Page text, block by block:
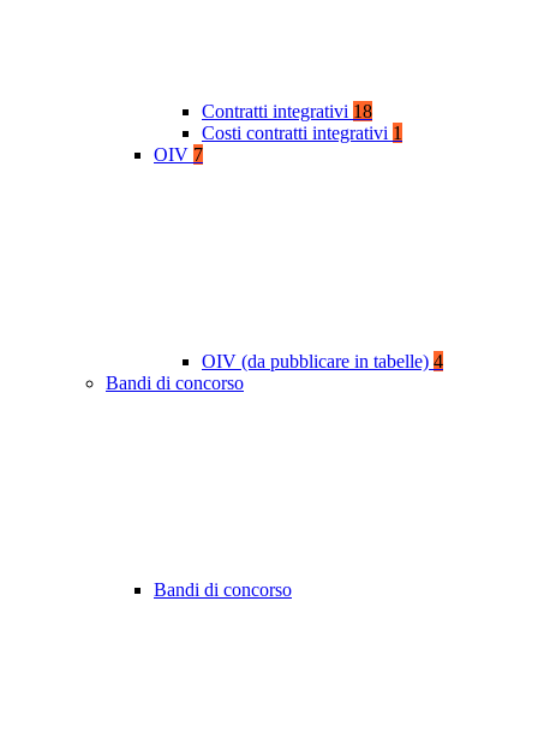
Contratti integrativi 18
Costi contratti integrativi 1
OIV 7
OIV (da pubblicare in tabelle) 4
Bandi di concorso
Bandi di concorso